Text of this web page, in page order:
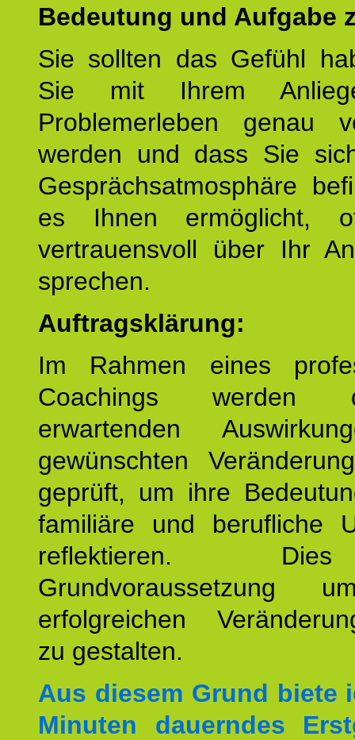
Bedeutung und Aufgabe
Sie sollten das Gefühl
Sie mit Ihrem
Problemerleben genau
werden und dass Sie
Gesprächsatmosphäre
es Ihnen ermöglicht,
vertrauensvoll über Ihr
sprechen.
Auftragsklärung:
Im Rahmen eines
Coachings
erwartenden
gewünschten
geprüft, um ihre
familiäre und berufliche
reflektieren.
Grundvoraussetzung
erfolgreichen
zu gestalten.
Aus diesem Grund biete
Minuten dauerndes